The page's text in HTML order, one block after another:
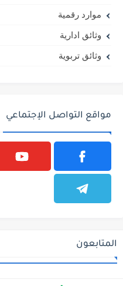
موارد رقمية
وثائق ادارية
وثائق تربوية
مواقع التواصل الإجتماعي
المتابعون